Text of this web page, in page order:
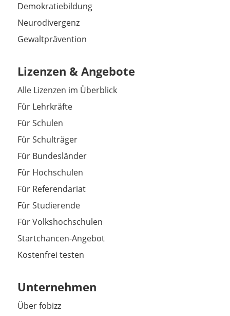
Demokratiebildung
Neurodivergenz
Gewaltprävention
Lizenzen & Angebote
Alle Lizenzen im Überblick
Für Lehrkräfte
Für Schulen
Für Schulträger
Für Bundesländer
Für Hochschulen
Für Referendariat
Für Studierende
Für Volkshochschulen
Startchancen-Angebot
Kostenfrei testen
Unternehmen
Über fobizz